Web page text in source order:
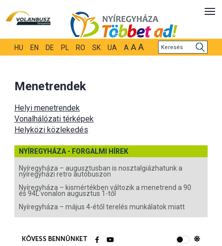
HU EN DE PL RO SK UA A A A
Menetrendek
Helyi menetrendek
Vonalhálózati térképek
Helyközi közlekedés
NYÍREGYHÁZA - FORGALMI HÍREK
Nyíregyháza – augusztusban is nosztalgiázhatunk a
nyíregyházi retro autóbuszon
Nyíregyháza – kismértékben változik a menetrend a 90
és 94L vonalon augusztus 1-től
Nyíregyháza – május 4-étől terelés munkálatok miatt